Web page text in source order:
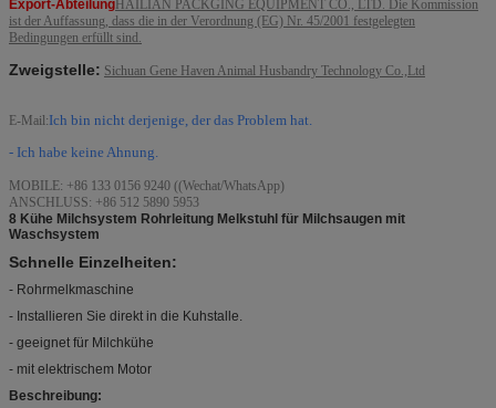
Export-AbteilungHAILIAN PACKGING EQUIPMENT CO., LTD. Die Kommission
ist der Auffassung, dass die in der Verordnung (EG) Nr. 45/2001 festgelegten
Bedingungen erfüllt sind.
Zweigstelle: Sichuan Gene Haven Animal Husbandry Technology Co.,Ltd
E-Mail:Ich bin nicht derjenige, der das Problem hat.
- Ich habe keine Ahnung.
MOBILE: +86 133 0156 9240 ((Wechat/WhatsApp)
ANSCHLUSS: +86 512 5890 5953
8 Kühe Milchsystem Rohrleitung Melkstuhl für Milchsaugen mit
Waschsystem
Schnelle Einzelheiten:
- Rohrmelkmaschine
- Installieren Sie direkt in die Kuhstalle.
- geeignet für Milchkühe
- mit elektrischem Motor
Beschreibung: